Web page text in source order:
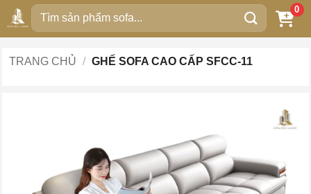
qua
dung
Tìm
kiếm:
0
TRANG CHỦ / GHẾ SOFA CAO CẤP SFCC-11